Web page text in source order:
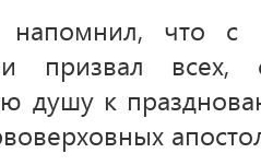
что с
призвал всех,
душу к